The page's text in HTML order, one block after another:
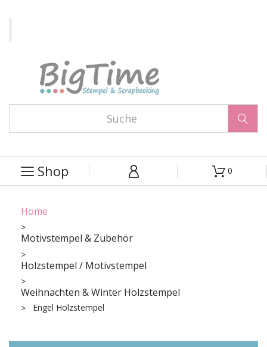

 Shop   0
Home
Motivstempel & Zubehör
Holzstempel / Motivstempel
Weihnachten & Winter Holzstempel
Engel Holzstempel